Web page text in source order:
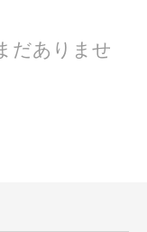
だありませ